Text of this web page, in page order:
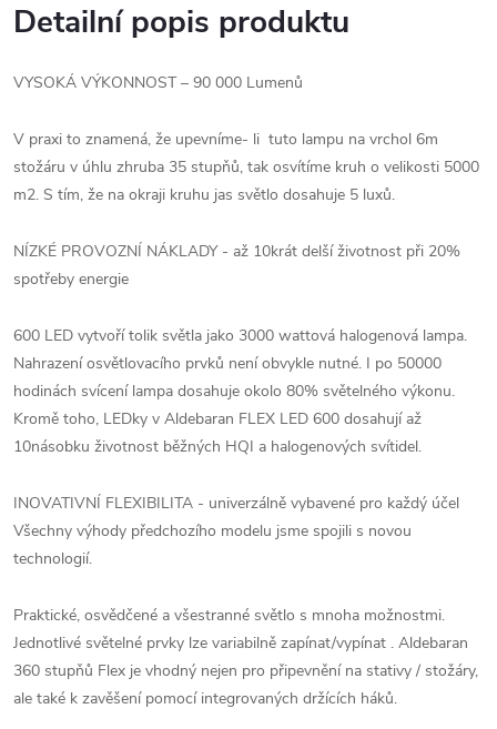
Detailní popis produktu
VYSOKÁ VÝKONNOST – 90 000 Lumenů
V praxi to znamená, že upevníme- li tuto lampu na vrchol 6m
stožáru v úhlu zhruba 35 stupňů, tak osvítíme kruh o velikosti 5000
m2. S tím, že na okraji kruhu jas světlo dosahuje 5 luxů.
NÍZKÉ PROVOZNÍ NÁKLADY - až 10krát delší životnost při 20%
spotřeby energie
600 LED vytvoří tolik světla jako 3000 wattová halogenová lampa.
Nahrazení osvětlovacího prvků není obvykle nutné. I po 50000
hodinách svícení lampa dosahuje okolo 80% světelného výkonu.
Kromě toho, LEDky v Aldebaran FLEX LED 600 dosahují až
10násobku životnost běžných HQI a halogenových svítidel.
INOVATIVNÍ FLEXIBILITA - univerzálně vybavené pro každý účel
Všechny výhody předchozího modelu jsme spojili s novou
technologií.
Praktické, osvědčené a všestranné světlo s mnoha možnostmi.
Jednotlivé světelné prvky lze variabilně zapínat/vypínat . Aldebaran
360 stupňů Flex je vhodný nejen pro připevnění na stativy / stožáry,
ale také k zavěšení pomocí integrovaných držících háků.